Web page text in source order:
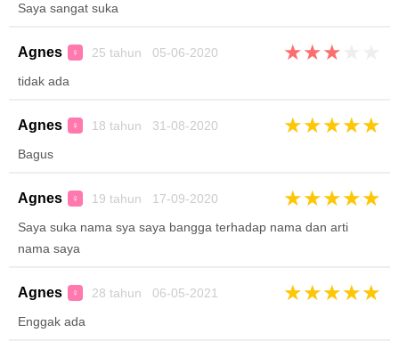
Saya sangat suka
Agnes ♀ 25 tahun 05-06-2020 ★★★
tidak ada
Agnes ♀ 18 tahun 31-08-2020 ★★★★★
Bagus
Agnes ♀ 19 tahun 17-09-2020 ★★★★★
Saya suka nama sya saya bangga terhadap nama dan arti
nama saya
Agnes ♀ 28 tahun 06-05-2021 ★★★★★
Enggak ada